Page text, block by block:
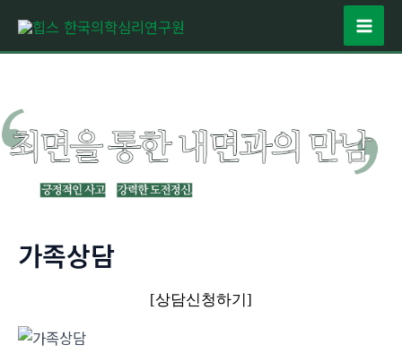
츠
건
너
뛰
Main
가족상담
[상담신청하기]